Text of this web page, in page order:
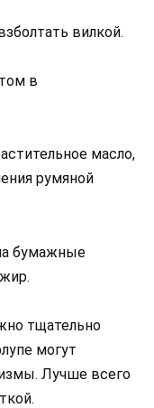
вилкой.
в
масло,
румяной
бумажные
тщательно
могут
Лучше всего